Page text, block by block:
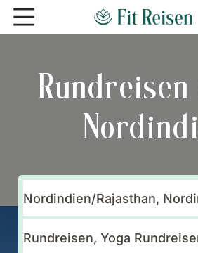
Zum Hauptinhalt springen